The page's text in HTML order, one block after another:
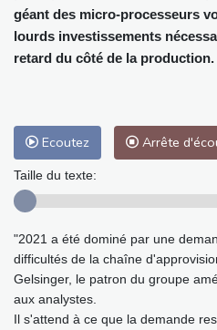
géant des micro-processeurs
lourds investissements
retard du côté de la production.
Ecoutez Arrête
Taille du texte:
"2021 a été dominé par une
difficultés de la chaîne
Gelsinger, le patron du groupe
aux analystes.
Il s'attend à ce que la demande